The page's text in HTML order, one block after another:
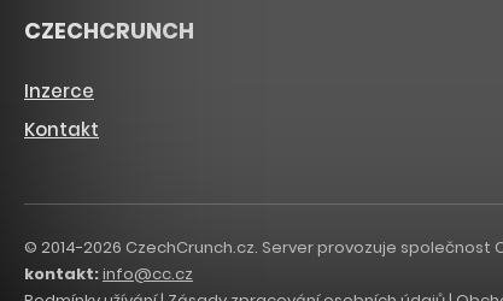
CZECHCRUNCH
Inzerce
Kontakt
© 2014-2026 CzechCrunch.cz. Server provozuje společnost
kontakt:info@cc.cz